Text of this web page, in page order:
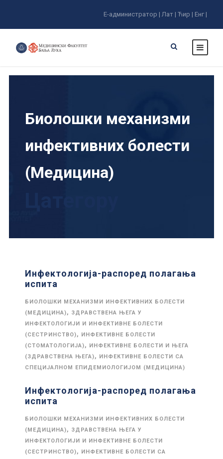
Е-администратор | Лат | Ћир | Енг |
Биолошки механизми
инфективних болести
(Медицина)
Инфектологија-распоред полагања
испита
БИОЛОШКИ МЕХАНИЗМИ ИНФЕКТИВНИХ БОЛЕСТИ
(МЕДИЦИНА), ЗДРАВСТВЕНА ЊЕГА У
ИНФЕКТОЛОГИЈИ И ИНФЕКТИВНЕ БОЛЕСТИ
(СЕСТРИНСТВО), ИНФЕКТИВНЕ БОЛЕСТИ
(СТОМАТОЛОГИЈА), ИНФЕКТИВНЕ БОЛЕСТИ И ЊЕГА
(ЗДРАВСТВЕНА ЊЕГА), ИНФЕКТИВНЕ БОЛЕСТИ СА
СПЕЦИЈАЛНОМ ЕПИДЕМИОЛОГИЈОМ (МЕДИЦИНА)
Инфектологија-распоред полагања
испита
БИОЛОШКИ МЕХАНИЗМИ ИНФЕКТИВНИХ БОЛЕСТИ
(МЕДИЦИНА), ЗДРАВСТВЕНА ЊЕГА У
ИНФЕКТОЛОГИЈИ И ИНФЕКТИВНЕ БОЛЕСТИ
(СЕСТРИНСТВО), ИНФЕКТИВНЕ БОЛЕСТИ СА